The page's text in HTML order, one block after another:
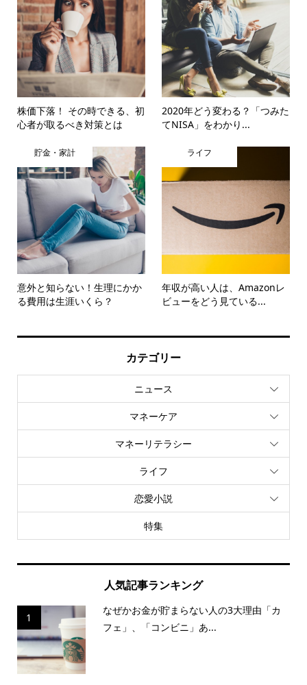
株価下落！ その時できる、初
心者が取るべき対策とは
2020年どう変わる？「つみた
てNISA」をわかり...
貯金・家計
意外と知らない！生理にかか
る費用は生涯いくら？
ライフ
年収が高い人は、Amazonレ
ビューをどう見ている...
カテゴリー
ニュース
マネーケア
マネーリテラシー
ライフ
恋愛小説
特集
人気記事ランキング
1
なぜかお金が貯まらない人の3大理由「カ
フェ」、「コンビニ」あ...